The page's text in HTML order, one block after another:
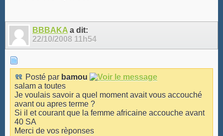
BBBAKA a dit:
22/10/2008 11h54
Posté par bamou
salam a toutes
Je voulais savoir a quel moment avait vous accouché
avant ou apres terme ?
Si il et courant que la femme africaine accouche avant
40 SA
Merci de vos rèponses